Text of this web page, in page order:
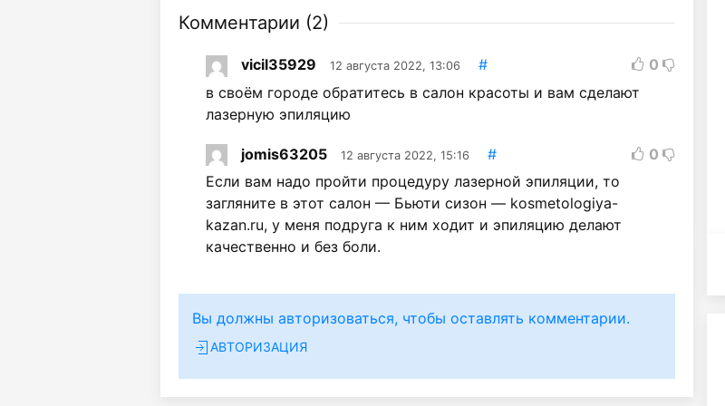
Комментарии (2)
vicil35929 12 августа 2022, 13:06 #
0
в своём городе обратитесь в салон красоты и вам сделают
лазерную эпиляцию
jomis63205 12 августа 2022, 15:16 #
0
Если вам надо пройти процедуру лазерной эпиляции, то
загляните в этот салон — Бьюти сизон — kosmetologiya-
kazan.ru, у меня подруга к ним ходит и эпиляцию делают
качественно и без боли.
Вы должны авторизоваться, чтобы оставлять комментарии.
АВТОРИЗАЦИЯ